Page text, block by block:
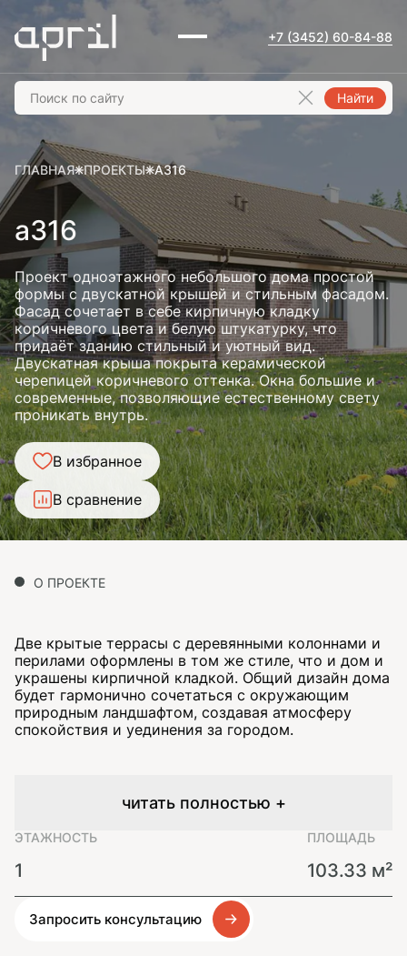
+7 (3452) 60-84-88
Найти
ГЛАВНАЯ ПРОЕКТЫ А316
а316
Проект одноэтажного небольшого дома простой
формы с двускатной крышей и стильным фасадом.
Фасад сочетает в себе кирпичную кладку
коричневого цвета и белую штукатурку, что
придаёт зданию стильный и уютный вид.
Двускатная крыша покрыта керамической
черепицей коричневого оттенка. Окна большие и
современные, позволяющие естественному свету
проникать внутрь.
В избранное
В сравнение
О ПРОЕКТЕ
Две крытые террасы с деревянными колоннами и
перилами оформлены в том же стиле, что и дом и
украшены кирпичной кладкой. Общий дизайн дома
будет гармонично сочетаться с окружающим
природным ландшафтом, создавая атмосферу
спокойствия и уединения за городом.
читать полностью +
ЭТАЖНОСТЬ
1
ПЛОЩАДЬ
103.33 м²
Запросить консультацию